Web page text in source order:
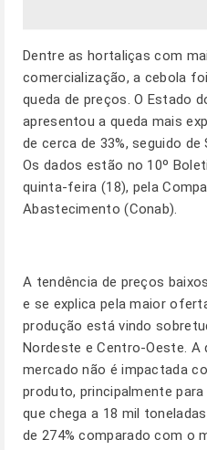
Dentre as hortaliças com
comercialização, a cebola
queda de preços. O Estado
apresentou a queda mais
de cerca de 33%, seguido de
Os dados estão no 10º
quinta-feira (18), pela
Abastecimento (Conab).
A tendência de preços
e se explica pela maior
produção está vindo
Nordeste e Centro-Oeste. A
mercado não é impactada
produto, principalmente
que chega a 18 mil
de 274% comparado com o